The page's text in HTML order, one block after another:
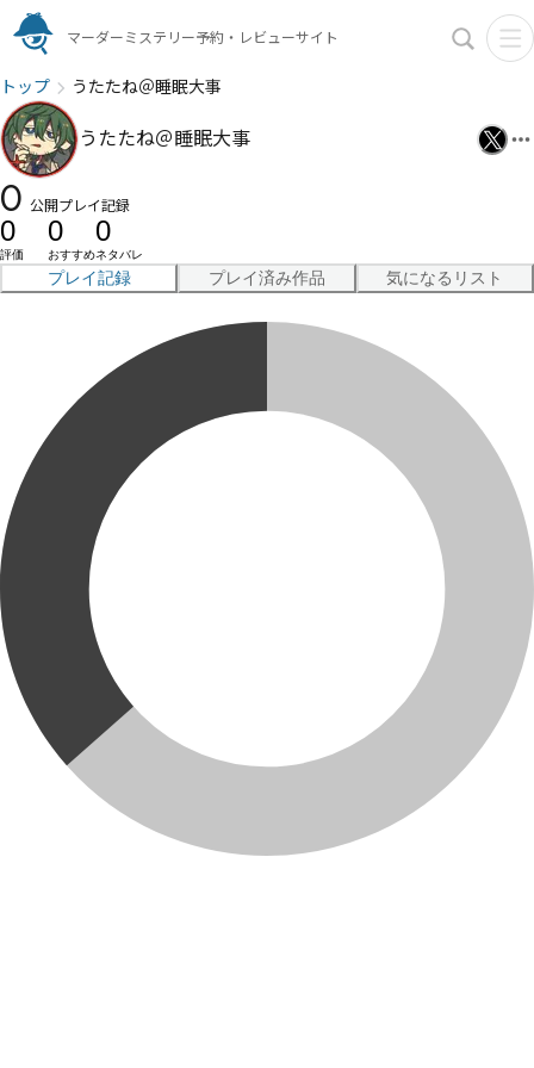
マーダーミステリー予約・レビューサイト
トップ うたたね＠睡眠大事
うたたね＠睡眠大事
0 公開プレイ記録
0
評価
0
おすすめ
0
ネタバレ
プレイ記録 プレイ済み作品 気になるリスト